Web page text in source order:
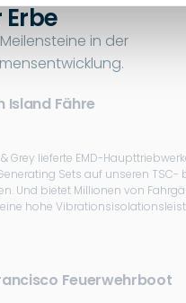
Erbe
in der
Island Fähre
Grey lieferte EMD-
Sets auf unseren TSC-
Und bietet Millionen von
hohe
Feuerwehrboot